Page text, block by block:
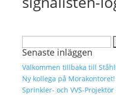
efter:
Senaste inläggen
Välkommen tillbaka till
Ny kollega på Morakontoret!
Sprinkler- och VVS-Projektör